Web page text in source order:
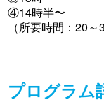
④14時半〜
（所要時間：20～
プログラム